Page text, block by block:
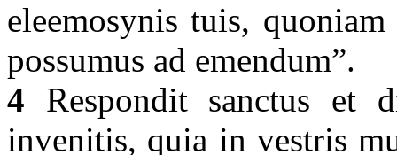
eleemosynis tuis,
possumus ad emendum”.
4 Respondit sanctus et
invenitis, quia in vestris